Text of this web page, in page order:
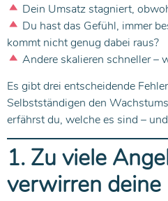
Dein Umsatz stagniert,
Du hast das Gefühl, immer
kommt nicht genug dabei raus?
Andere skalieren schneller –
Es gibt drei entscheidende
Selbstständigen den
erfährst du, welche es sind –
1. Zu viele
verwirren deine